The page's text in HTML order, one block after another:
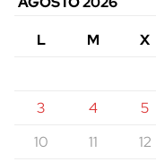
L
M X
3
4 5
10
11 12